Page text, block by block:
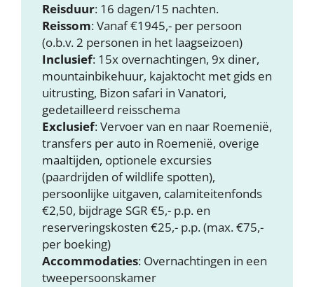
Reisduur: 16 dagen/15 nachten.
Reissom: Vanaf €1945,- per persoon
(o.b.v. 2 personen in het laagseizoen)
Inclusief: 15x overnachtingen, 9x diner,
mountainbikehuur, kajaktocht met gids en
uitrusting, Bizon safari in Vanatori,
gedetailleerd reisschema
Exclusief: Vervoer van en naar Roemenië,
transfers per auto in Roemenië, overige
maaltijden, optionele excursies
(paardrijden of wildlife spotten),
persoonlijke uitgaven, calamiteitenfonds
€2,50, bijdrage SGR €5,- p.p. en
reserveringskosten €25,- p.p. (max. €75,-
per boeking)
Accommodaties: Overnachtingen in een
tweepersoonskamer